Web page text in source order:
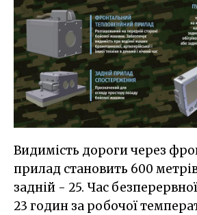
Видимість дороги через
прилад становить 600
задній - 25. Час
23 годин за робочої